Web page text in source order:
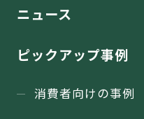
ニュース
ピックアップ事例
消費者向けの事例